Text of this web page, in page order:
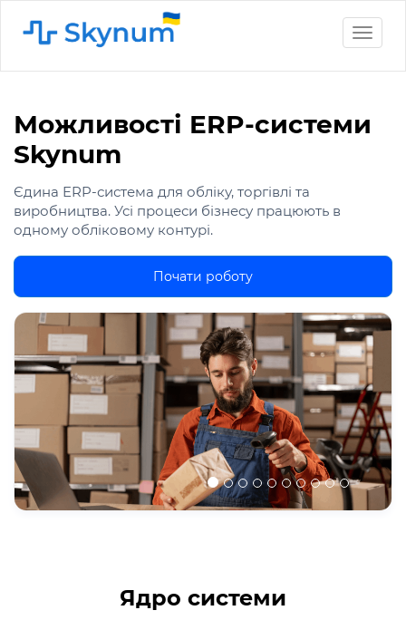
Toggle
Можливості ERP-системи
Skynum
Єдина ERP-система для обліку, торгівлі та
виробництва. Усі процеси бізнесу працюють в
одному обліковому контурі.
Почати роботу
Ядро системи